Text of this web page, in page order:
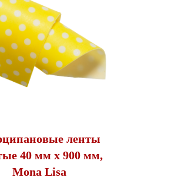
ленты
40 мм х 900 мм,
Mona Lisa